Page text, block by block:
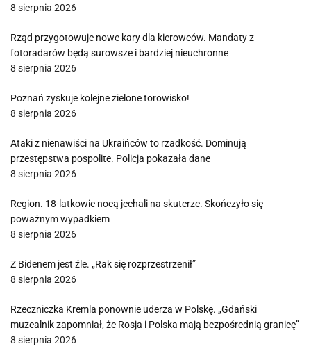
8 sierpnia 2026
Rząd przygotowuje nowe kary dla kierowców. Mandaty z
fotoradarów będą surowsze i bardziej nieuchronne
8 sierpnia 2026
Poznań zyskuje kolejne zielone torowisko!
8 sierpnia 2026
Ataki z nienawiści na Ukraińców to rzadkość. Dominują
przestępstwa pospolite. Policja pokazała dane
8 sierpnia 2026
Region. 18-latkowie nocą jechali na skuterze. Skończyło się
poważnym wypadkiem
8 sierpnia 2026
Z Bidenem jest źle. „Rak się rozprzestrzenił”
8 sierpnia 2026
Rzeczniczka Kremla ponownie uderza w Polskę. „Gdański
muzealnik zapomniał, że Rosja i Polska mają bezpośrednią granicę”
8 sierpnia 2026